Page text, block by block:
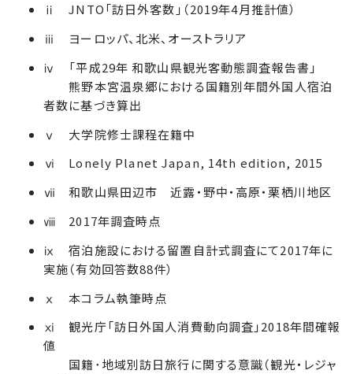
ⅱ JNTO「訪日外客数」（2019年4月推計値）
ⅲ ヨーロッパ、北米、オーストラリア
ⅳ 「平成29年 和歌山県観光客動態調査報告書」
熊野本宮温泉郷における国籍別年間外国人宿泊
者数に基づき算出
ⅴ 大学院修士課程在籍中
ⅵ Lonely Planet Japan, 14th edition, 2015
ⅶ 和歌山県田辺市 近露・野中・高原・栗栖川地区
ⅷ 2017年調査時点
ⅸ 宿泊施設における留置自計式調査にて2017年に
実施（有効回答数88件）
ⅹ 本コラム執筆時点
ⅺ 観光庁「訪日外国人消費動向調査」2018年間確報
値
国籍･地域別訪日旅行に関する意識（観光・レジャ